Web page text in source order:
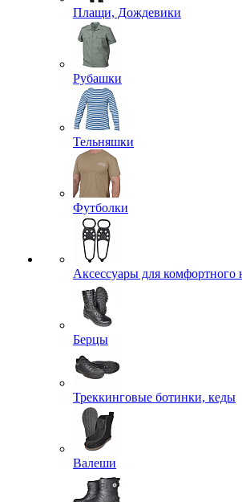
Плащи, Дождевики
Рубашки
Тельняшки
Футболки
Аксессуары для комфортного
Берцы
Треккинговые ботинки, кеды
Валеши